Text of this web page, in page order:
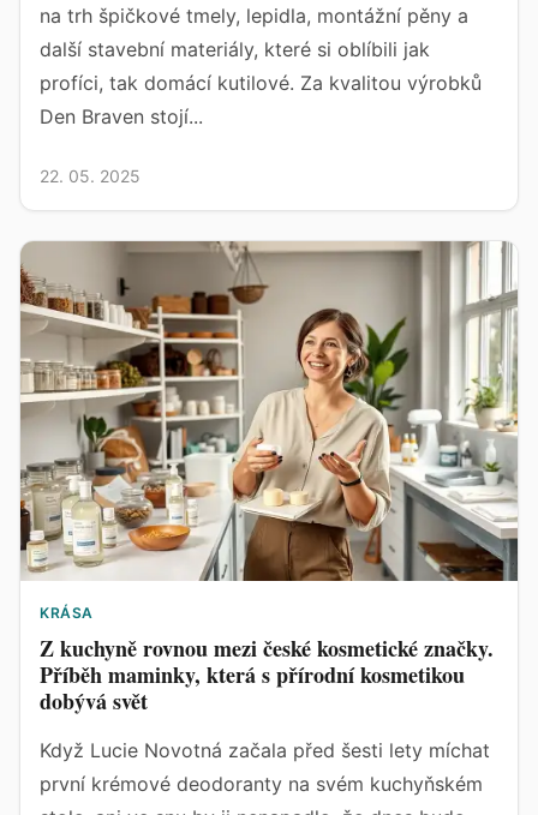
na trh špičkové tmely, lepidla, montážní pěny a
další stavební materiály, které si oblíbili jak
profíci, tak domácí kutilové. Za kvalitou výrobků
Den Braven stojí...
22. 05. 2025
KRÁSA
Z kuchyně rovnou mezi české kosmetické značky.
Příběh maminky, která s přírodní kosmetikou
dobývá svět
Když Lucie Novotná začala před šesti lety míchat
první krémové deodoranty na svém kuchyňském